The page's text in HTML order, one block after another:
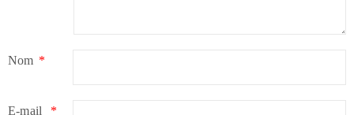
Nom *
E-mail *